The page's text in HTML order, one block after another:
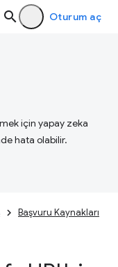
Oturum aç
için yapay zeka
hata olabilir.
Başvuru Kaynakları